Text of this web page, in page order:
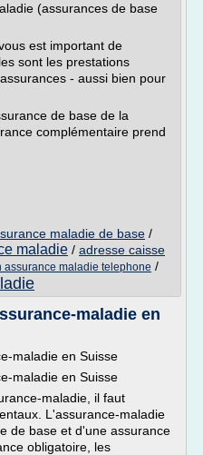
(assurances de base
est important de
sont les prestations
- aussi bien pour
de base de la
complémentaire prend
maladie de base /
maladie / adresse caisse
assurance maladie telephone /
maladie en
maladie en Suisse
maladie en Suisse
maladie, il faut
L'assurance-maladie
de base et d'une assurance
obligatoire, les